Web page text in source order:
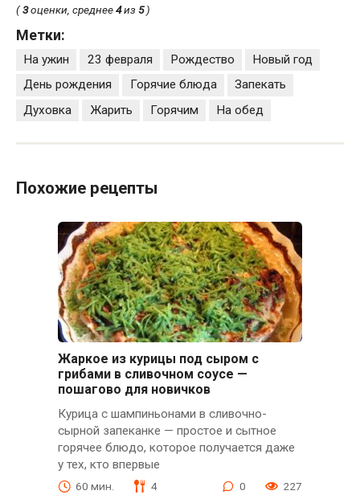
(3оценки, среднее4из 5)
Метки:
На ужин 23 февраля Рождество
Новый год
День рождения
Горячие блюда
Запекать
Духовка
Жарить Горячим На обед
Похожие рецепты
Жаркое из курицы под сыром с
грибами в сливочном соусе —
пошагово для новичков
Курица с шампиньонами в сливочно-
сырной запеканке — простое и сытное
горячее блюдо, которое получается даже
у тех, кто впервые
60 мин. 4 0 227